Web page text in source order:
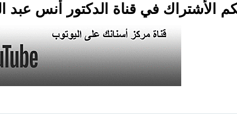
الأشتراك في قناة الدكتور أنس